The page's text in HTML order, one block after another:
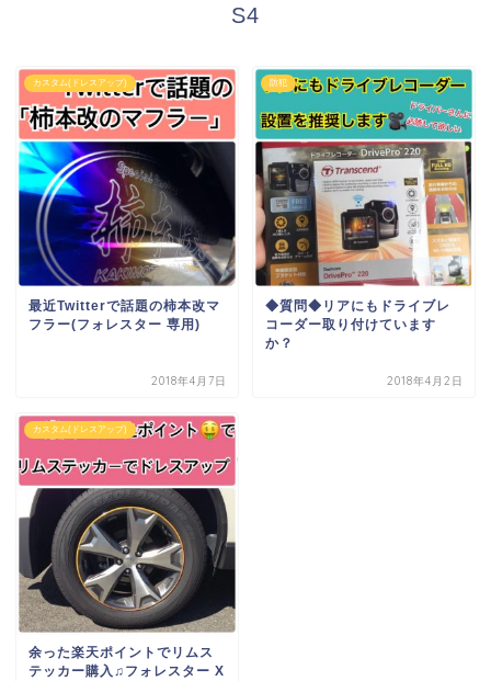
S4
カスタム(ドレスアップ)
最近Twitterで話題の柿本改マ
フラー(フォレスター 専用)
2018年4月7日
防犯
◆質問◆リアにもドライブレ
コーダー取り付けています
か？
2018年4月2日
カスタム(ドレスアップ)
余った楽天ポイントでリムス
テッカー購入♫フォレスター X